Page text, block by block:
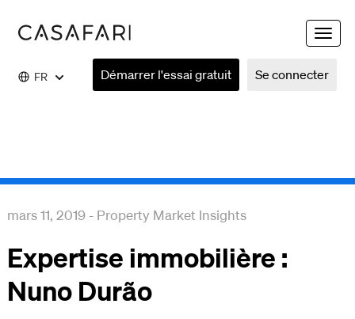
Toggle
FR Se connecter
Démarrer l'essai gratuit
mars 11, 2019 - Property Market Insights
Expertise immobilière :
Nuno Durão